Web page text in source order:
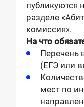
публикуются
разделе
комиссия».
На что
Перечень
(ЕГЭ или
мест по